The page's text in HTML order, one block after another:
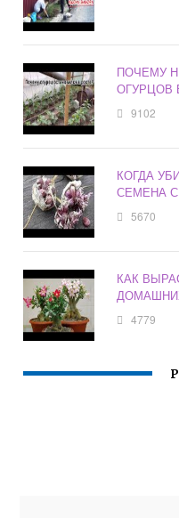
ПОЧЕМУ
ОГУРЦОВ
9102
КОГДА
СЕМЕНА
5670
КАК
4779